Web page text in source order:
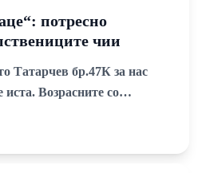
потресно
чии
Татарчев бр.47К за нас
Возрасните со
ова место несовесен
на две семејства